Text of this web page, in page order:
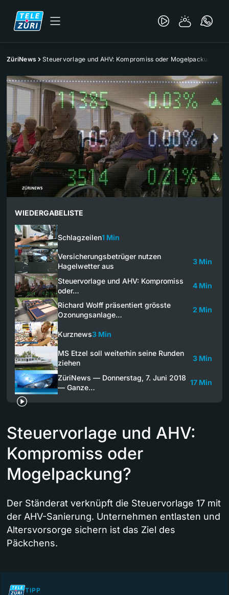
ZüriNews Steuervorlage und AHV: Kompromiss oder Mogelpackung?
WIEDERGABELISTE
Schlagzeilen1 Min
Versicherungsbetrüger nutzen
Hagelwetter aus
3 Min
Steuervorlage und AHV: Kompromiss
oder…
4 Min
Richard Wolff präsentiert grösste
Ozonungsanlage…
2 Min
Kurznews3 Min
MS Etzel soll weiterhin seine Runden
ziehen
3 Min
ZüriNews — Donnerstag, 7. Juni 2018
— Ganze…
17 Min
Steuervorlage und AHV:
Kompromiss oder
Mogelpackung?
Der Ständerat verknüpft die Steuervorlage 17 mit
der AHV-Sanierung. Unternehmen entlasten und
Altersvorsorge sichern ist das Ziel des
Päckchens.
TIPP